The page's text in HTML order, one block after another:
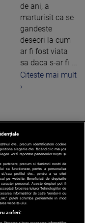
de ani, a
marturisit ca se
gandeste
deseori la cum
ar fi fost viata
sa daca s-ar fi ...
Citeste mai mult
›
dvs., precum identificatorii cookie
alegerile dvs. făcând clic mai jos
vor fi raportate partenerilor noștri și
precum si furnizorii nostri de
sa functioneze, pentru a personaliza
sau profilul dvs., pentru a va oferi
pe website. Beneficiati de drepturile
personal. Aceste drepturi pot fi
acceptati folosirea tuturor Tehnologiilor de
informatiilor de catre Vendor-ii cu
puteti schimba preferintele in mod
website-ului.
a oferi: